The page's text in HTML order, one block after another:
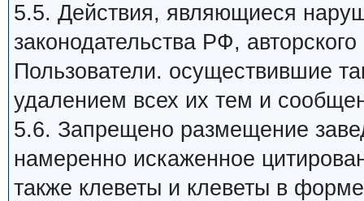
5.5. Действия, являющиеся
законодательства РФ,
Пользователи. осуществившие
удалением всех их тем и
5.6. Запрещено размещение
намеренно искаженное
также клеветы и клеветы в